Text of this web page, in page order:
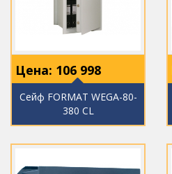
Цена: 106 998
Сейф FORMAT WEGA-80-
380 CL